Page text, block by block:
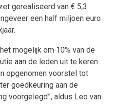
gerealiseerd van € 5,3
een half miljoen euro
mogelijk om 10% van de
aan de leden uit te keren.
opgenomen voorstel tot
goedkeuring aan de
voorgelegd”, aldus Leo van